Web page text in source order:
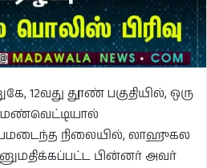
12வது தூண் பகுதியில், ஒரு
மண்வெட்டியால்
நிலையில், லாஹுகல
பின்னர் அவர்